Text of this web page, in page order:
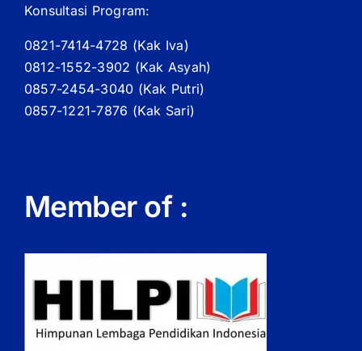
Konsultasi Program:
0821-7414-4728 (Kak Iva)
0812-1552-3902 (Kak Asyah)
0857-2454-3040 (Kak Putri)
0857-1221-7876 (Kak Sari)
Member of :